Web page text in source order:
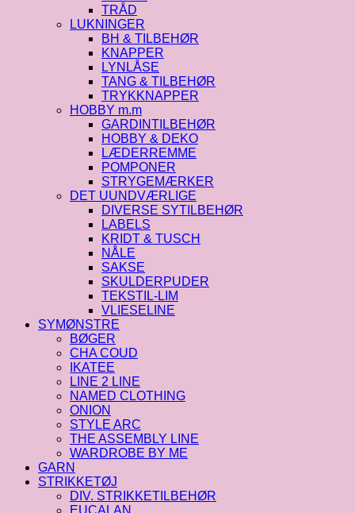
TRÅD
LUKNINGER
BH & TILBEHØR
KNAPPER
LYNLÅSE
TANG & TILBEHØR
TRYKKNAPPER
HOBBY m.m
GARDINTILBEHØR
HOBBY & DEKO
LÆDERREMME
POMPONER
STRYGEMÆRKER
DET UUNDVÆRLIGE
DIVERSE SYTILBEHØR
LABELS
KRIDT & TUSCH
NÅLE
SAKSE
SKULDERPUDER
TEKSTIL-LIM
VLIESELINE
SYMØNSTRE
BØGER
CHA COUD
IKATEE
LINE 2 LINE
NAMED CLOTHING
ONION
STYLE ARC
THE ASSEMBLY LINE
WARDROBE BY ME
GARN
STRIKKETØJ
DIV. STRIKKETILBEHØR
EUCALAN